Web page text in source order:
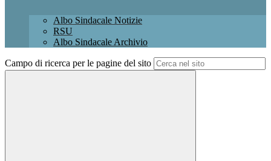
Albo Sindacale Notizie
RSU
Albo Sindacale Archivio
Campo di ricerca per le pagine del sito